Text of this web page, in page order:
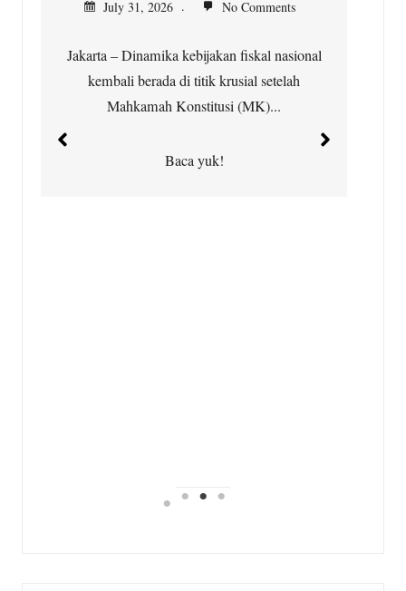
July 31, 2026 No Comments
Jakarta – Dinamika kebijakan fiskal nasional
kembali berada di titik krusial setelah
Mahkamah Konstitusi (MK)...
Baca yuk!